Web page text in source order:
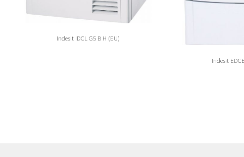
Indesit IDCL G5 B H (EU)
Indesit